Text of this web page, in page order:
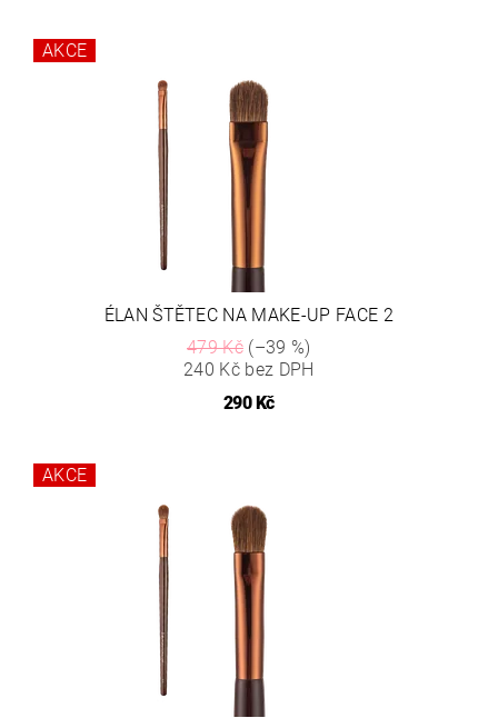
AKCE
ÉLAN ŠTĚTEC NA MAKE-UP FACE 2
479 Kč(–39 %)
240 Kč bez DPH
290 Kč
AKCE